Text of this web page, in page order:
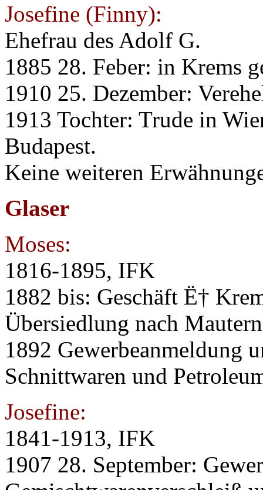
Josefine (Finny):
Ehefrau des Adolf G.
1885 28. Feber: in Krems
1910 25. Dezember:
1913 Tochter: Trude in
Budapest.
Keine weiteren
Glaser
Moses:
1816-1895, IFK
1882 bis: Geschäft Ë†
Übersiedlung nach Mautern
1892 Gewerbeanmeldung
Schnittwaren und
Josefine:
1841-1913, IFK
1907 28. September: